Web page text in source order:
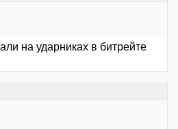
на ударниках в битрейте